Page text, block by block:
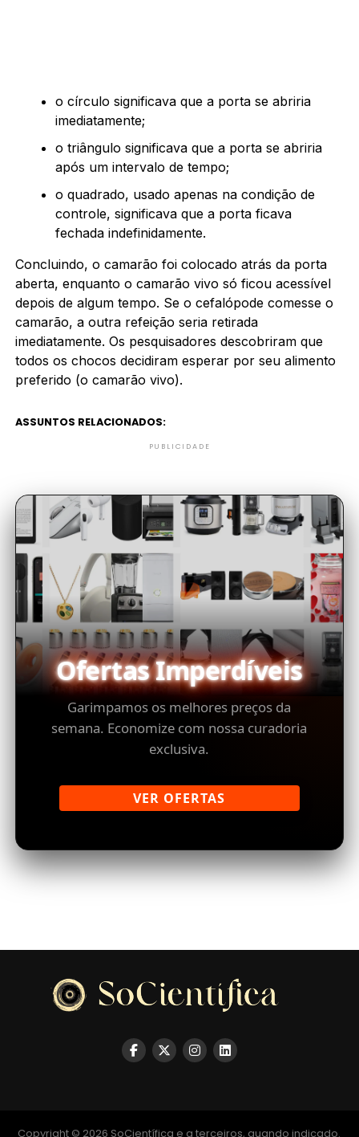
o círculo significava que a porta se abriria
imediatamente;
o triângulo significava que a porta se abriria
após um intervalo de tempo;
o quadrado, usado apenas na condição de
controle, significava que a porta ficava
fechada indefinidamente.
Concluindo, o camarão foi colocado atrás da porta
aberta, enquanto o camarão vivo só ficou acessível
depois de algum tempo. Se o cefalópode comesse o
camarão, a outra refeição seria retirada
imediatamente. Os pesquisadores descobriram que
todos os chocos decidiram esperar por seu alimento
preferido (o camarão vivo).
ASSUNTOS RELACIONADOS:
PUBLICIDADE
Ofertas Imperdíveis
Garimpamos os melhores preços da
semana. Economize com nossa curadoria
exclusiva.
VER OFERTAS
Copyright © 2026 SoCientífica e a terceiros, quando indicado.